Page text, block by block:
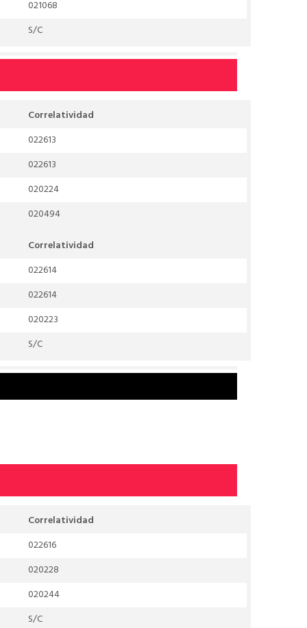
021068
S/C
Correlatividad
022613
022613
020224
020494
Correlatividad
022614
022614
020223
S/C
Correlatividad
022616
020228
020244
S/C